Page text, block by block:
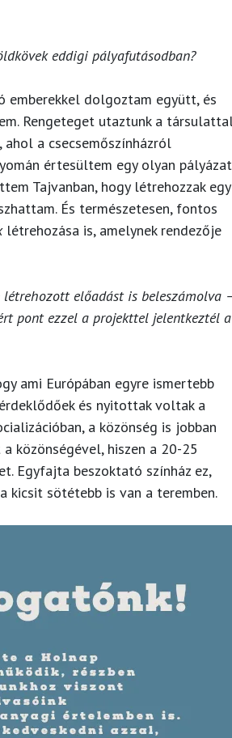
eddigi pályafutásodban?
emberekkel dolgoztam együtt, és
Rengeteget utaztunk a
a csecsemőszínházról
értesültem egy olyan
Tajvanban, hogy létrehozzak egy
És természetesen, fontos
létrehozása is, amelynek rendezője
előadást is beleszámolva
pont ezzel a projekttel jelentkeztél a
ami Európában egyre ismertebb
és nyitottak voltak a
a közönség is jobban
közönségével, hiszen a 20-25
Egyfajta beszoktató színház ez,
kicsit sötétebb is van a teremben.